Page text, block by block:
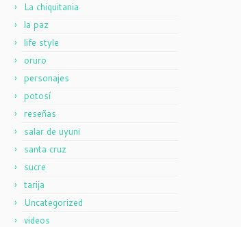
La chiquitania
la paz
life style
oruro
personajes
potosí
reseñas
salar de uyuni
santa cruz
sucre
tarija
Uncategorized
videos